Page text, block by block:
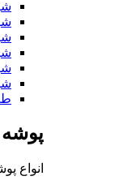
انواع